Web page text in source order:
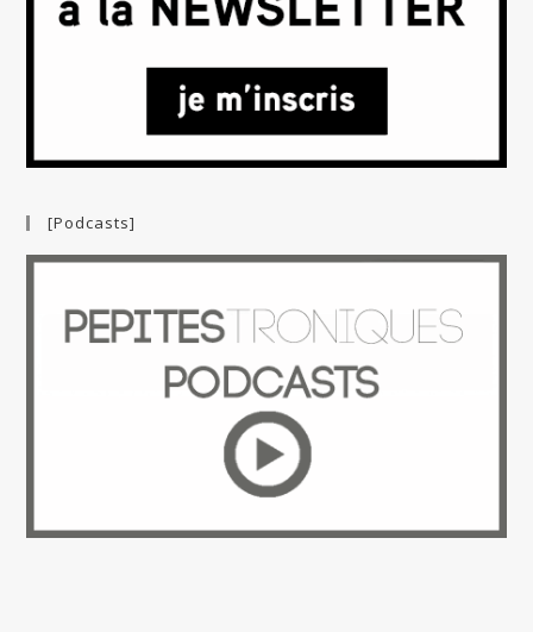
[Podcasts]